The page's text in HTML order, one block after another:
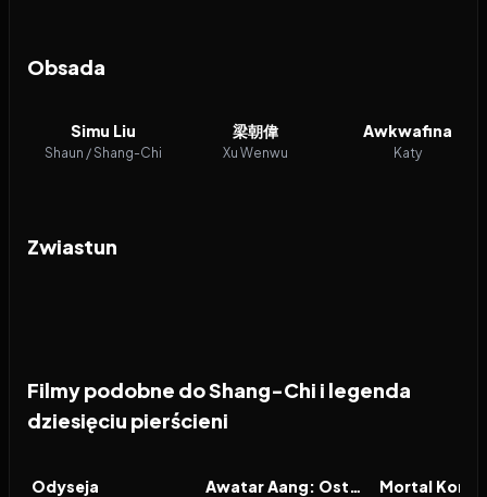
Obsada
Simu Liu
Shaun / Shang-Chi
梁朝偉
Xu Wenwu
Awkwafina
Katy
Zwiastun
Filmy podobne do Shang-Chi i legenda
dziesięciu pierścieni
FILM
Odyseja FILM Awatar Aang: Ostatni władca wiatru FILM
Mortal